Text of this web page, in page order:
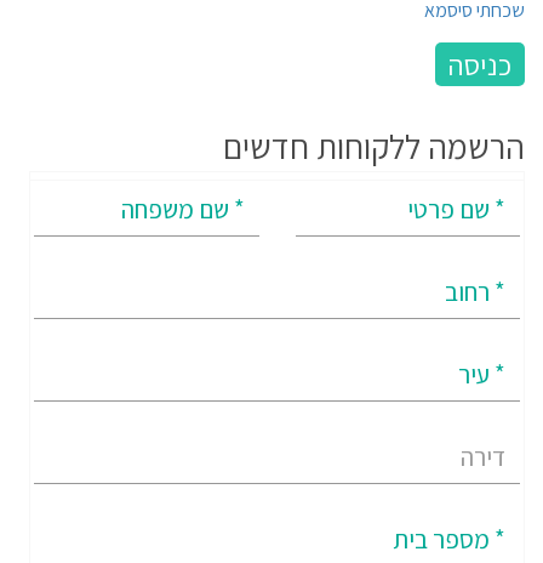
שכחתי סיסמא
הרשמה ללקוחות חדשים